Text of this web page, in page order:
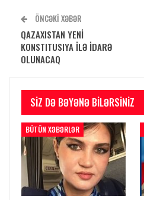
ÖNCƏKI XƏBƏR
QAZAXISTAN YENİ
KONSTITUSIYA İLƏ İDARƏ
OLUNACAQ
SIZ DƏ BƏYƏNƏ BILƏRSINIZ
BÜTÜN XƏBƏRLƏR